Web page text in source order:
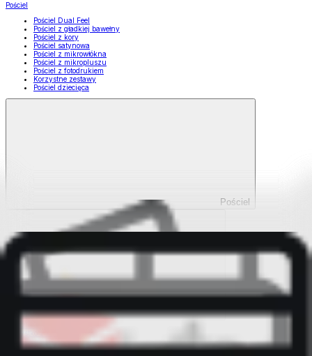
Pościel
Pościel Dual Feel
Pościel z gładkiej bawełny
Pościel z kory
Pościel satynowa
Pościel z mikrowłókna
Pościel z mikropluszu
Pościel z fotodrukiem
Korzystne zestawy
Pościel dziecięca
Pościel